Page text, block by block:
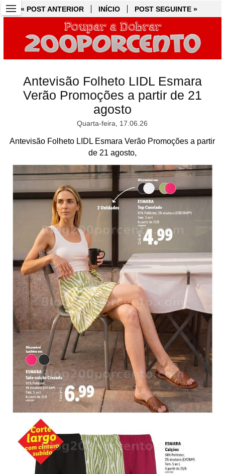
« POST ANTERIOR INÍCIO POST SEGUINTE »
Antevisão Folheto LIDL Esmara
Verão Promoções a partir de 21
agosto
Quarta-feira, 17.06.26
Antevisão Folheto LIDL Esmara Verão Promoções a partir
de 21 agosto,
« POST ANTERIOR INÍCIO POST SEGUINTE »